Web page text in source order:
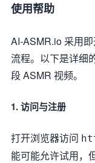
使用帮助
AI-ASMR.io 采用
流程。以下是详细
段 ASMR 视频。
1. 访问与注册
打开浏览器访问
能可能允许试用，